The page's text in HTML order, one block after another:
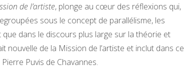
de l’artiste, plonge au cœur des réflexions qui,
sous le concept de parallélisme, les
dans le discours plus large sur la théorie et
nouvelle de la Mission de l’artiste et inclut dans ce
Puvis de Chavannes.